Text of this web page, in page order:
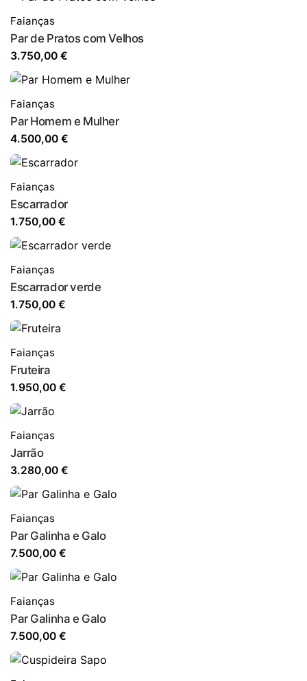
Faianças
Par de Pratos com Velhos
3.750,00 €
Faianças
Par Homem e Mulher
4.500,00 €
Faianças
Escarrador
1.750,00 €
Faianças
Escarrador verde
1.750,00 €
Faianças
Fruteira
1.950,00 €
Faianças
Jarrão
3.280,00 €
Faianças
Par Galinha e Galo
7.500,00 €
Faianças
Par Galinha e Galo
7.500,00 €